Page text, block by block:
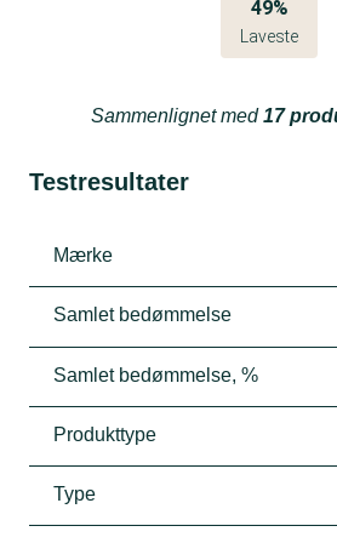
49%
Laveste
Sammenlignet med17
Testresultater
Mærke
Samlet bedømmelse
Samlet bedømmelse, %
Produkttype
Type